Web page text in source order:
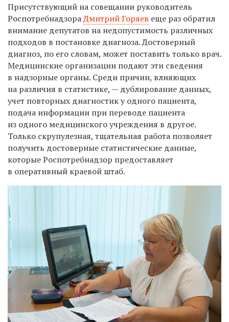
Присутствующий на совещании руководитель
РоспотребнадзораДмитрий Горяев еще раз обратил
внимание депутатов на недопустимость различных
подходов в постановке диагноза. Достоверный
диагноз, по его словам, может поставить только врач.
Медицинские организации подают эти сведения
в надзорные органы. Среди причин, влияющих
на различия в статистике, — дублирование данных,
учет повторных диагностик у одного пациента,
подача информации при переводе пациента
из одного медицинского учреждения в другое.
Только скрупулезная, тщательная работа позволяет
получить достоверные статистические данные,
которые Роспотребнадзор предоставляет
в оперативный краевой штаб.